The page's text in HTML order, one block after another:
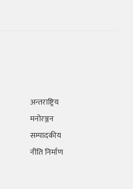
अन्तराष्ट्रिय
मनोरञ्जन
सम्पादकीय
नीति निर्माण